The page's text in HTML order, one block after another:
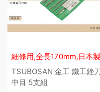
細修用,全長170mm,日本製
TSUBOSAN 金工 鐵工銼
中目 5支組